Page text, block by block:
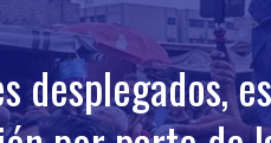
desplegados,